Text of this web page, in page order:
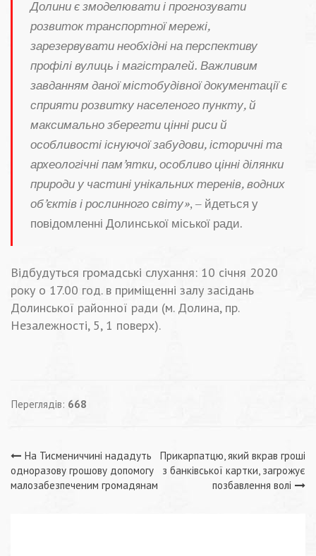
Долини є змоделювати і прогнозувати
розвиток транспортної мережі,
зарезервувати необхідні на перспективу
профілі вулиць і магістралей. Важливим
завданням даної містобудівної документації є
сприяти розвитку населеного пункту, й
максимально зберегти цінні риси й
особливості існуючої забудови, історичні та
археологічні пам’ятки, особливо цінні ділянки
природи у частині унікальних теренів, водних
об’єктів і рослинного світу», – йдеться у
повідомленні Долинської міської ради.
Відбудуться громадські слухання: 10 січня 2020
року о 17.00 год. в приміщенні залу засідань
Долинської районної ради (м. Долина, пр.
Незалежності, 5, 1 поверх).
Переглядів: 668
Навігація
записів
На Тисмениччині нададуть
одноразову грошову допомогу
малозабезпеченим громадянам
Прикарпатцю, який вкрав гроші
з банківської картки, загрожує
позбавлення волі